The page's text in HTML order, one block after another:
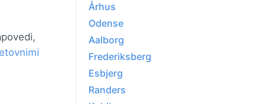
Århus
Odense
Aalborg
Frederiksberg
Esbjerg
Randers